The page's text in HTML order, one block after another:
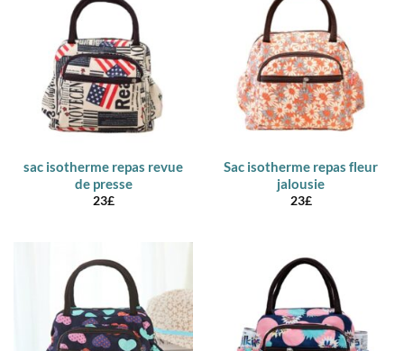
sac isotherme repas revue
de presse
23£
Sac isotherme repas fleur
jalousie
23£